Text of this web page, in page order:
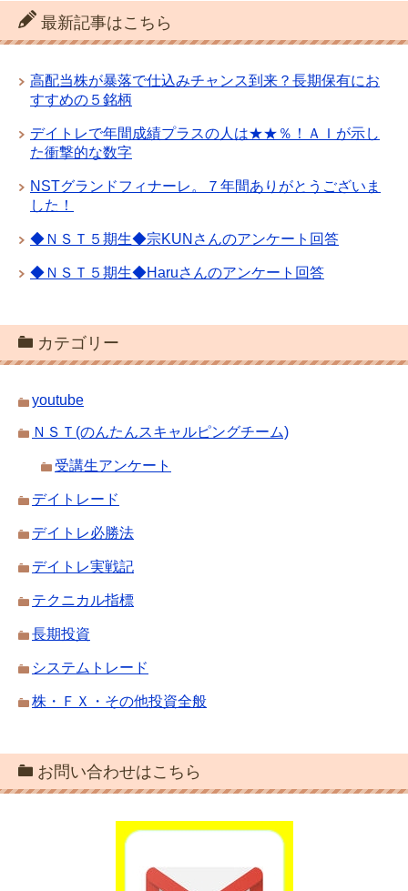
最新記事はこちら
高配当株が暴落で仕込みチャンス到来？長期保有にお
すすめの５銘柄
デイトレで年間成績プラスの人は★★％！ＡＩが示し
た衝撃的な数字
NSTグランドフィナーレ。７年間ありがとうございま
した！
◆ＮＳＴ５期生◆宗KUNさんのアンケート回答
◆ＮＳＴ５期生◆Haruさんのアンケート回答
カテゴリー
youtube
ＮＳＴ(のんたんスキャルピングチーム)
受講生アンケート
デイトレード
デイトレ必勝法
デイトレ実戦記
テクニカル指標
長期投資
システムトレード
株・ＦＸ・その他投資全般
お問い合わせはこちら